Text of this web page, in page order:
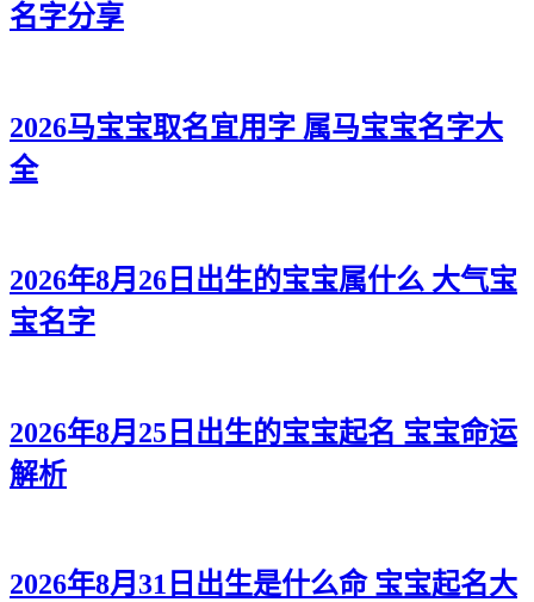
名字分享
2026马宝宝取名宜用字 属马宝宝名字大
全
2026年8月26日出生的宝宝属什么 大气宝
宝名字
2026年8月25日出生的宝宝起名 宝宝命运
解析
2026年8月31日出生是什么命 宝宝起名大